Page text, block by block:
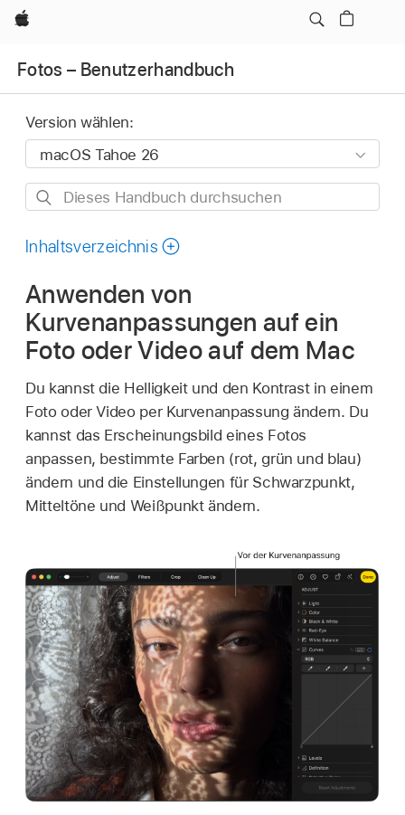
Apple
Fotos – Benutzerhandbuch
Version wählen:
Dieses
durchsuchen
Inhaltsverzeichnis
Anwenden von
Kurvenanpassungen auf ein
Foto oder Video auf dem Mac
Du kannst die Helligkeit und den Kontrast in einem
Foto oder Video per Kurvenanpassung ändern. Du
kannst das Erscheinungsbild eines Fotos
anpassen, bestimmte Farben (rot, grün und blau)
ändern und die Einstellungen für Schwarzpunkt,
Mitteltöne und Weißpunkt ändern.